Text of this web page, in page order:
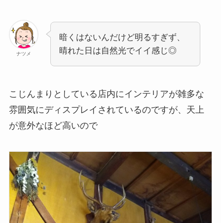
ナツメ
暗くはないんだけど明るすぎず、
晴れた日は自然光でイイ感じ◎
こじんまりとしている店内にインテリアが雑多な
雰囲気にディスプレイされているのですが、天上
が意外なほど高いので